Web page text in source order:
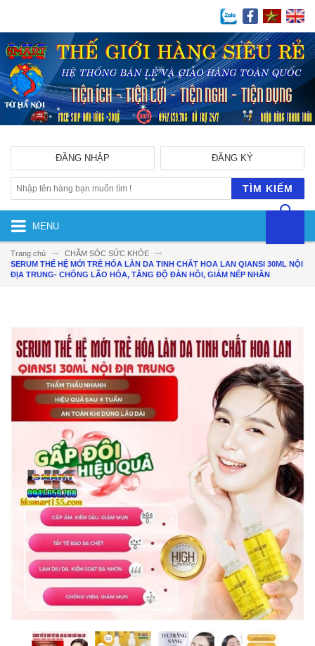
ĐĂNG KÝ
ĐĂNG NHẬP
TÌM KIẾM
MENU
Trang chủ
CHĂM SÓC SỨC KHỎE
SERUM THẾ HỆ MỚI TRẺ HÓA LÀN DA TINH CHẤT HOA LAN QIANSI 30ML NỘI
ĐỊA TRUNG- CHỐNG LÃO HÓA, TĂNG ĐỘ ĐÀN HỒI, GIẢM NẾP NHĂN